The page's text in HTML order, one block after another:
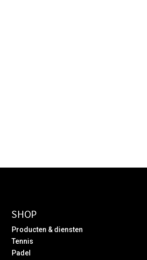
SHOP
Producten & diensten
Tennis
Padel